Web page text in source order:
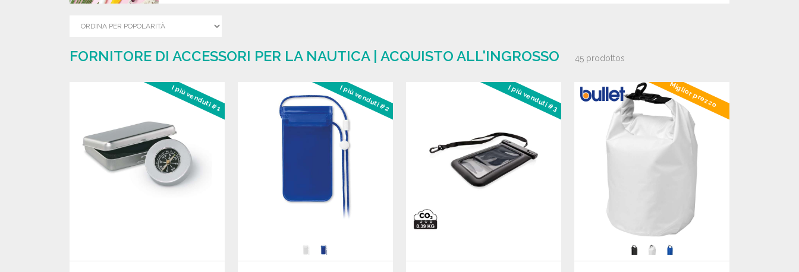
FORNITORE DI ACCESSORI PER LA NAUTICA | ACQUISTO ALL'INGROSSO 45 prodottos
I più venduti #1 I più venduti #2 I più venduti #3 Miglior prezzo